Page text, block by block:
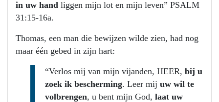
in uw hand liggen mijn lot en mijn leven” PSALM
31:15-16a.
Thomas, een man die bewijzen wilde zien, had nog
maar één gebed in zijn hart:
“Verlos mij van mijn vijanden, HEER, bij u
zoek ik bescherming. Leer mij uw wil te
volbrengen, u bent mijn God, laat uw